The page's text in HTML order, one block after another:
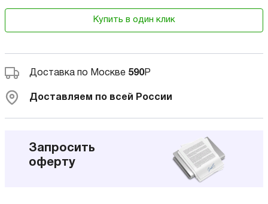
Купить в один клик
Доставка по Москве 590Р
Доставляем по всей России
Запросить
оферту